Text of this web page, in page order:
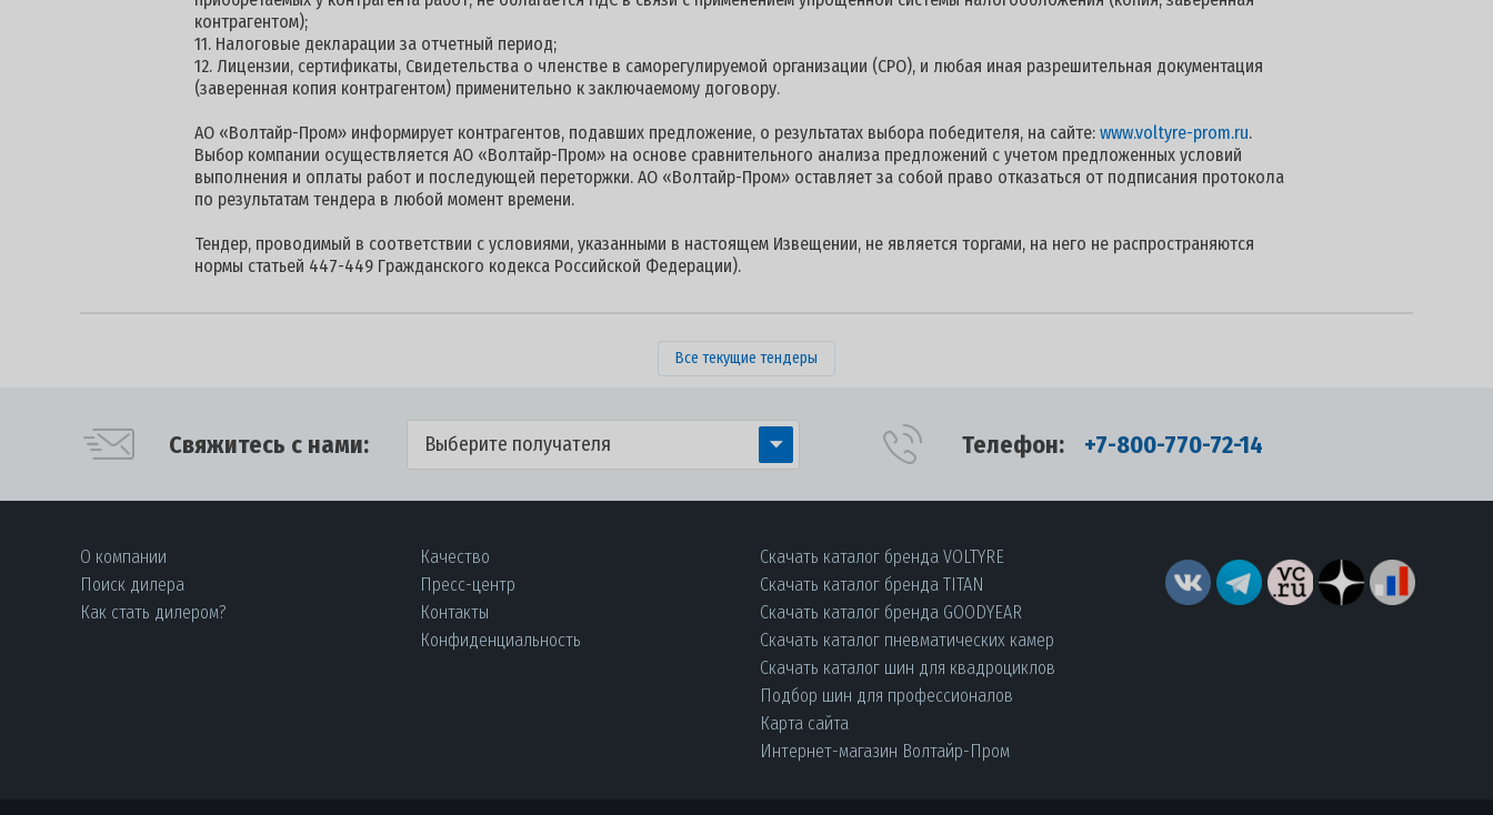
контрагентом);
11. Налоговые декларации за отчетный период;
12. Лицензии, сертификаты, Свидетельства о членстве в саморегулируемой организации (СРО), и любая иная разрешительная документация
(заверенная копия контрагентом) применительно к заключаемому договору.
АО «Волтайр-Пром» информирует контрагентов, подавших предложение, о результатах выбора победителя, на сайте: www.voltyre-prom.ru.
Выбор компании осуществляется АО «Волтайр-Пром» на основе сравнительного анализа предложений с учетом предложенных условий
выполнения и оплаты работ и последующей переторжки. АО «Волтайр-Пром» оставляет за собой право отказаться от подписания протокола
по результатам тендера в любой момент времени.
Тендер, проводимый в соответствии с условиями, указанными в настоящем Извещении, не является торгами, на него не распространяются
нормы статьей 447-449 Гражданского кодекса Российской Федерации).
Все текущие тендеры
Свяжитесь с нами: Выберите получателя Телефон: +7-800-770-72-14
О компании
Поиск дилера
Как стать дилером?
Качество
Пресс-центр
Контакты
Конфиденциальность
Скачать каталог бренда VOLTYRE
Скачать каталог бренда TITAN
Скачать каталог бренда GOODYEAR
Скачать каталог пневматических камер
Скачать каталог шин для квадроциклов
Подбор шин для профессионалов
Карта сайта
Интернет-магазин Волтайр-Пром